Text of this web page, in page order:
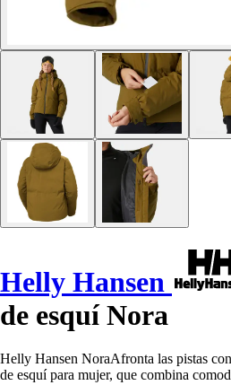
Helly Hansen
de esquí Nora
Helly Hansen NoraAfronta las pistas
de esquí para mujer, que combina